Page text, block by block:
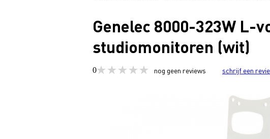
Genelec 8000-323W L-
studiomonitoren (wit)
0 nog geen reviews schrijf een